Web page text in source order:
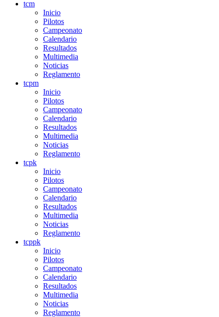
tcm
Inicio
Pilotos
Campeonato
Calendario
Resultados
Multimedia
Noticias
Reglamento
tcpm
Inicio
Pilotos
Campeonato
Calendario
Resultados
Multimedia
Noticias
Reglamento
tcpk
Inicio
Pilotos
Campeonato
Calendario
Resultados
Multimedia
Noticias
Reglamento
tcppk
Inicio
Pilotos
Campeonato
Calendario
Resultados
Multimedia
Noticias
Reglamento